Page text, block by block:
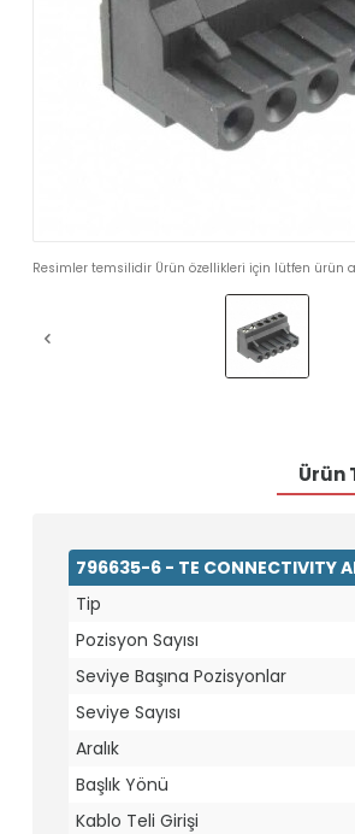
Resimler temsilidir Ürün özellikleri için lütfen ürün
Ürün
796635-6 - TE CONNECTIVITY
Tip
Pozisyon Sayısı
Seviye Başına Pozisyonlar
Seviye Sayısı
Aralık
Başlık Yönü
Kablo Teli Girişi